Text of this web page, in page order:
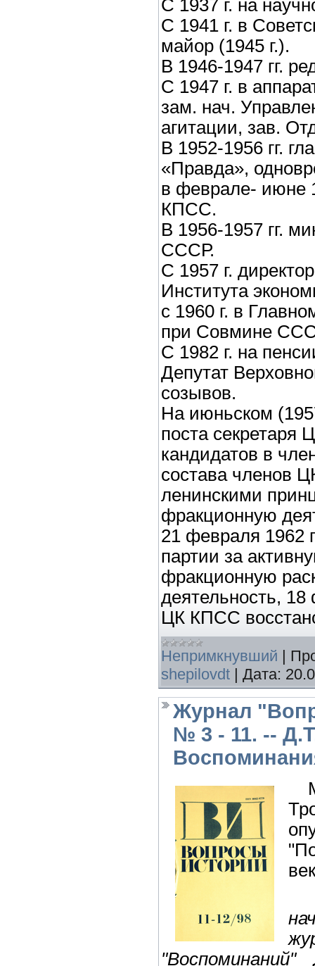
С 1937 г. на
С 1941 г. в
майор (1945 г.).
В 1946-1947 гг.
С 1947 г. в
зам. нач.
агитации, зав.
В 1952-1956 гг.
«Правда»,
в феврале- июне
КПСС.
В 1956-1957 гг.
СССР.
С 1957 г.
Института
с 1960 г. в
при Совмине
С 1982 г. на
Депутат
созывов.
На июньском
поста секретаря
кандидатов в
состава членов
ленинскими
фракционную
21 февраля 1962
партии за
фракционную
деятельность,
ЦК КПСС
Непримкнувший
shepilovdt
Дата:
Журнал
№ 3 - 11. --